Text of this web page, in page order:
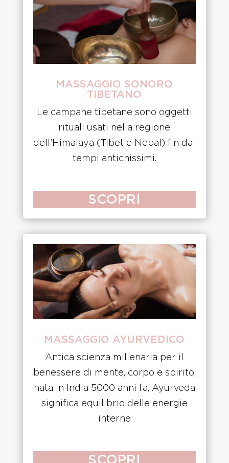
MASSAGGIO SONORO
TIBETANO
Le campane tibetane sono oggetti
rituali usati nella regione
dell’Himalaya (Tibet e Nepal) fin dai
tempi antichissimi.
SCOPRI
MASSAGGIO AYURVEDICO
Antica scienza millenaria per il
benessere di mente, corpo e spirito,
nata in India 5000 anni fa, Ayurveda
significa equilibrio delle energie
interne
SCOPRI